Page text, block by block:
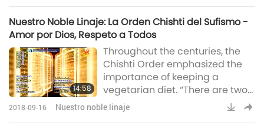
meaning for living. The idea is
that everything we do in our
recreation, in our social life, in
our nutrition and diet, we must
all make the best decisions that
will be of best benefit t
Nuestro Noble Linaje: La Orden Chishti del Sufismo -
Amor por Dios, Respeto a Todos
14:58
Throughout the centuries, the
Chishti Order emphasized the
importance of keeping a
vegetarian diet. “There are two
things which speak against
flesh-eating: one thing is that
2018-09-16 Nuestro noble linaje